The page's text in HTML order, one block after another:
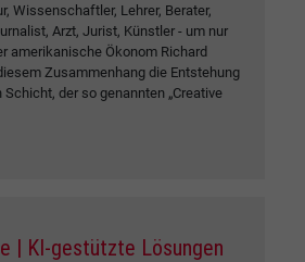
Wissenschaftler, Lehrer, Berater,
Arzt, Jurist, Künstler - um nur
amerikanische Ökonom Richard
Zusammenhang die Entstehung
der so genannten „Creative
| KI-gestützte Lösungen